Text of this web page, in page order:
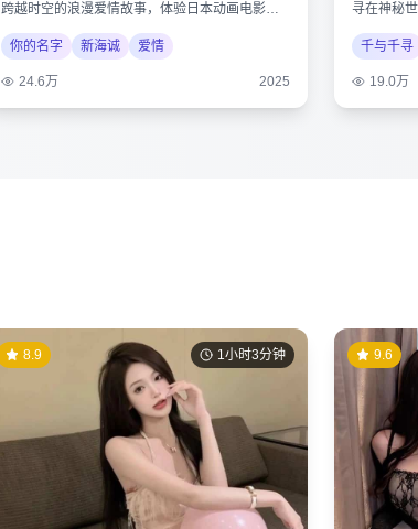
跨越时空的浪漫爱情故事，体验日本动画电影的
唯美画风。
你的名字
新海诚 爱情
24.6万 2025
寻在神秘
保与人性
千与千寻
19.0万
1小时3分钟
8.9 9.6